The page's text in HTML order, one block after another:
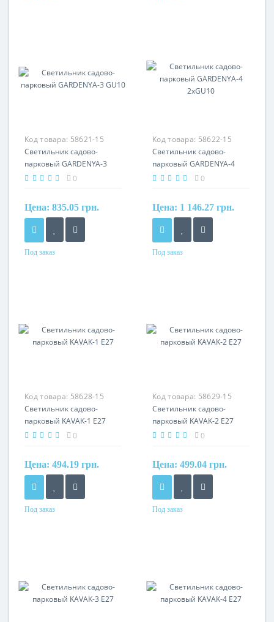
Код товара: 58621-15
Светильник садово-
парковый GARDENYA-3
GU10
0
Цена: 835.05 грн.
Под заказ
Код товара: 58622-15
Светильник садово-
парковый GARDENYA-4
2xGU10
0
Цена: 1 146.27 грн.
Под заказ
Код товара: 58628-15
Светильник садово-
парковый KAVAK-1 Е27
0
Цена: 494.19 грн.
Под заказ
Код товара: 58629-15
Светильник садово-
парковый KAVAK-2 Е27
0
Цена: 499.04 грн.
Под заказ